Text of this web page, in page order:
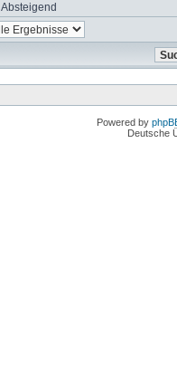
Absteigend
Powered by
Deutsche